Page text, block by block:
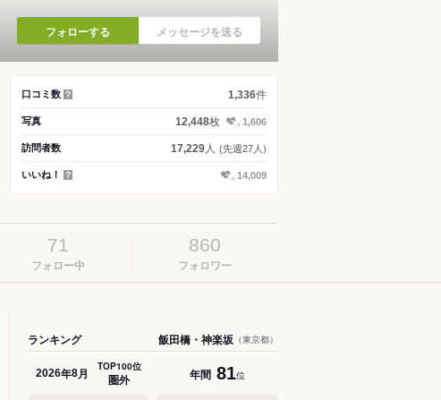
フォローする メッセージを送る
口コミ数 ？ 1,336件
写真 12,448枚 1,606
訪問者数 17,229人 (先週27人)
いいね！ ？ 14,009
71
フォロー中
860
フォロワー
ランキング 飯田橋・神楽坂 （東京都）
2026年8月 TOP100位
圏外 年間 81位